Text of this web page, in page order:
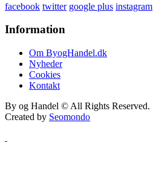
facebook twitter google plus instagram
Information
Om ByogHandel.dk
Nyheder
Cookies
Kontakt
By og Handel © All Rights Reserved.
Created by Seomondo